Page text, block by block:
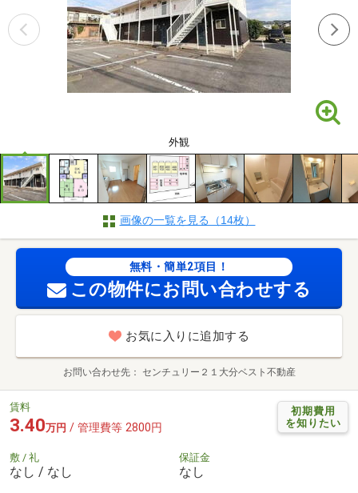
外観
画像の一覧を見る（14枚）
無料・簡単2項目！
この物件にお問い合わせする
お気に入りに追加する
お問い合わせ先 センチュリー２１大分ベスト不動産
初期費用
を知りたい
賃料
3.40万円 / 管理費等 2800円
敷 / 礼
なし / なし
保証金
なし